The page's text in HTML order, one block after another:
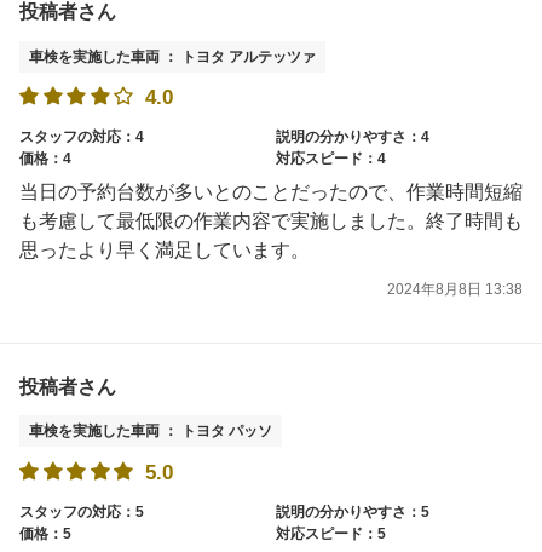
投稿者さん
車検を実施した車両 ： トヨタ アルテッツァ
4.0
スタッフの対応：4
説明の分かりやすさ：4
価格：4
対応スピード：4
当日の予約台数が多いとのことだったので、作業時間短縮
も考慮して最低限の作業内容で実施しました。終了時間も
思ったより早く満足しています。
2024年8月8日 13:38
投稿者さん
車検を実施した車両 ： トヨタ パッソ
5.0
スタッフの対応：5
説明の分かりやすさ：5
価格：5
対応スピード：5